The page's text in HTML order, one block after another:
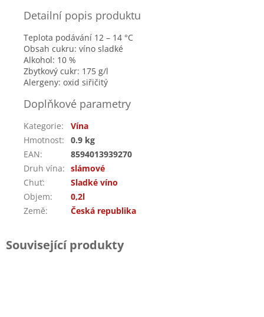
Detailní popis produktu
Teplota podávání 12 – 14 °C
Obsah cukru: víno sladké
Alkohol: 10 %
Zbytkový cukr: 175 g/l
Alergeny: oxid siřičitý
Doplňkové parametry
Kategorie:
Vína
Hmotnost:
0.9 kg
EAN:
8594013939270
Druh vína: slámové
Chuť:
Sladké víno
Objem:
0,2l
Země: Česká republika
Související produkty